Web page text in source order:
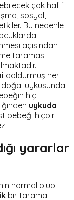
çok hafif
sosyal,
Bu nedenle
açısından
taraması
doldurmuş her
uykusunda
hiç
uykuda
bebeği hiçbir
yararlar
normal olup
bir tarama